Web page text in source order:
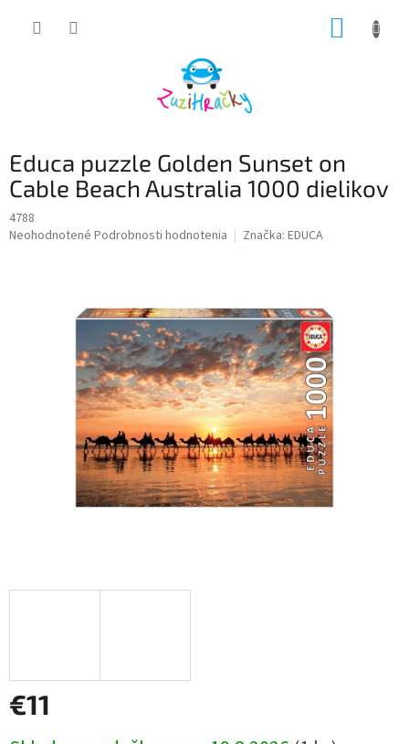
Educa puzzle Golden Sunset on
Cable Beach Australia 1000 dielikov
4788
Priemerné
Neohodnotené Podrobnosti hodnotenia Značka: EDUCA
€11